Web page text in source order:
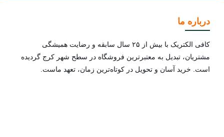
درباره ما
کافی الکتریک با بیش از ۲۵ سال سابقه و رضایت همیشگی
مشتریان، تبدیل به معتبرترین فروشگاه در سطح شهر کرج گردیده
است. خرید آسان و تحویل در کوتاه‌ترین زمان، تعهد ماست.